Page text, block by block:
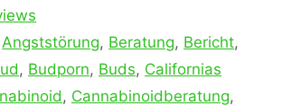
Angststörung, Beratung, Bericht,
, Budporn, Buds, Californias
, Cannabinoidberatung,